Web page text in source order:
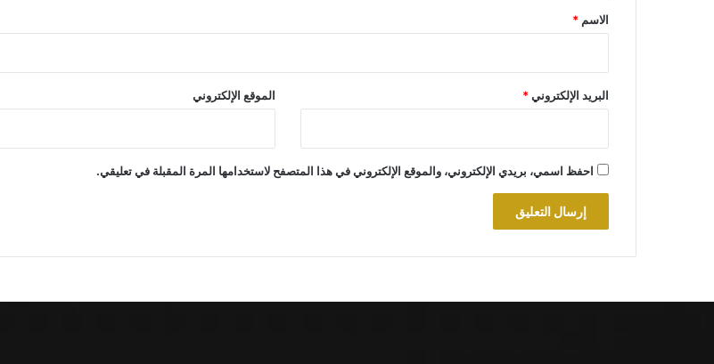
*
الاسم *
البريد الإلكتروني* الموقع الإلكتروني
احفظ اسمي، بريدي الإلكتروني، والموقع الإلكتروني في هذا المتصفح لاستخدامها المرة المقبلة في تعليقي.